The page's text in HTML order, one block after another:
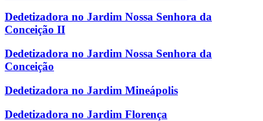
Dedetizadora no Jardim Nossa Senhora da
Conceição II
Dedetizadora no Jardim Nossa Senhora da
Conceição
Dedetizadora no Jardim Mineápolis
Dedetizadora no Jardim Florença